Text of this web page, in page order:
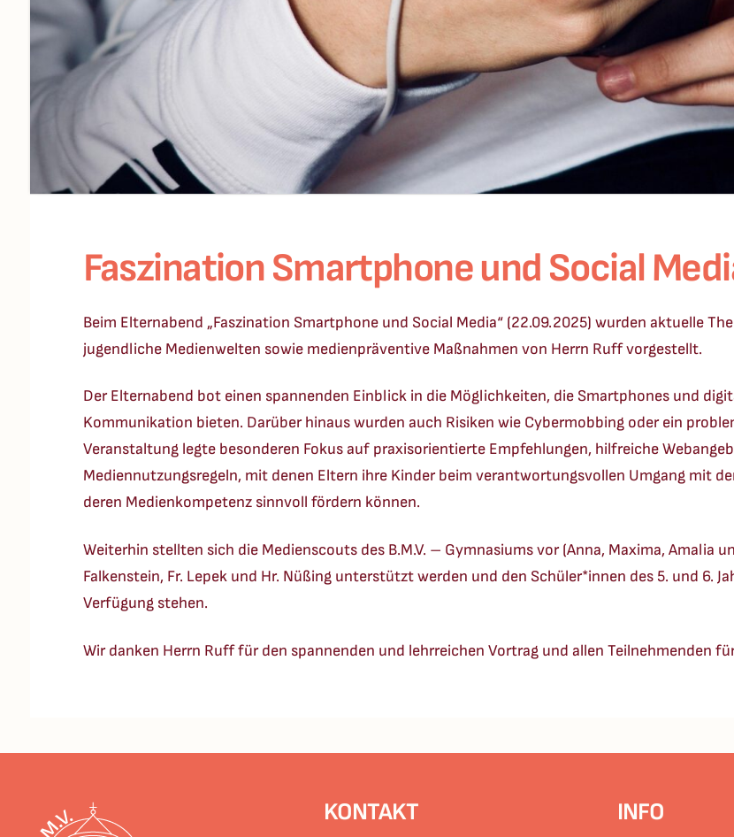
Faszination Smartphone und Social
Beim Elternabend „Faszination Smartphone und Social Media“ (22.09.2025) wurden aktuelle
jugendliche Medienwelten sowie medienpräventive Maßnahmen von Herrn Ruff vorgestellt.
Der Elternabend bot einen spannenden Einblick in die Möglichkeiten, die Smartphones und
Kommunikation bieten. Darüber hinaus wurden auch Risiken wie Cybermobbing oder ein
Veranstaltung legte besonderen Fokus auf praxisorientierte Empfehlungen, hilfreiche
Mediennutzungsregeln, mit denen Eltern ihre Kinder beim verantwortungsvollen Umgang mit
deren Medienkompetenz sinnvoll fördern können.
Weiterhin stellten sich die Medienscouts des B.M.V. – Gymnasiums vor (Anna, Maxima, Amalia
Falkenstein, Fr. Lepek und Hr. Nüßing unterstützt werden und den Schüler*innen des 5. und 6.
Verfügung stehen.
Wir danken Herrn Ruff für den spannenden und lehrreichen Vortrag und allen Teilnehmenden
KONTAKT INFO